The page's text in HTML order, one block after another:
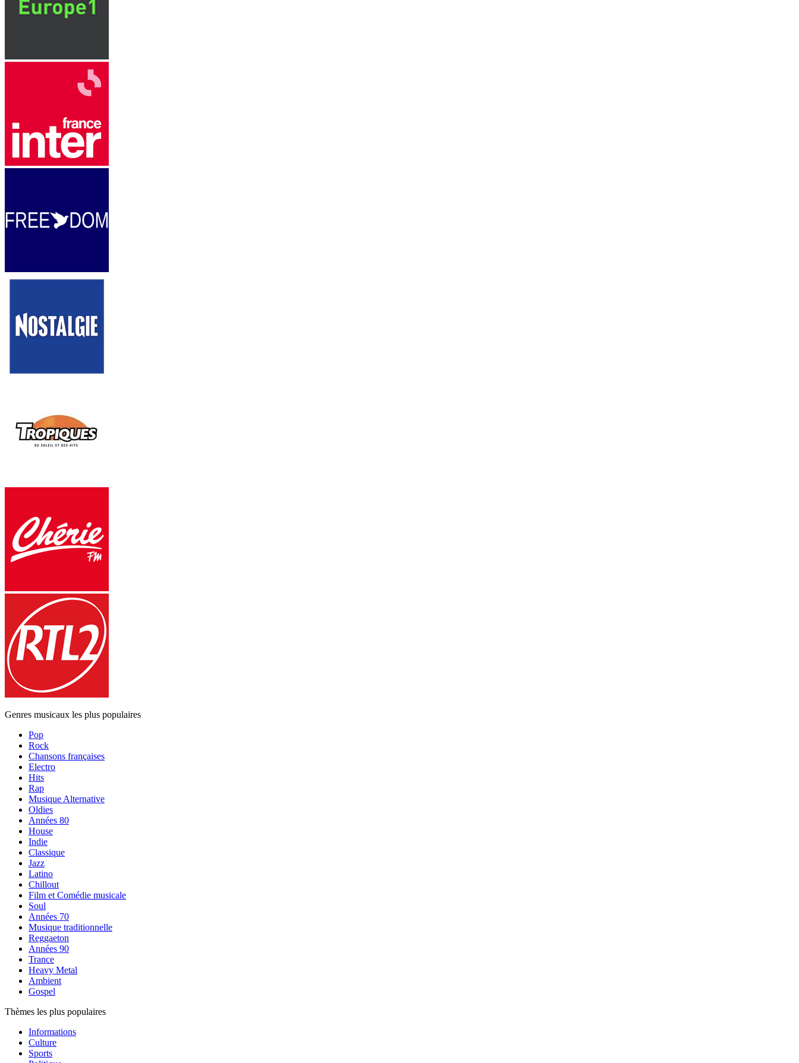
Genres musicaux les plus populaires
Pop
Rock
Chansons françaises
Electro
Hits
Rap
Musique Alternative
Oldies
Années 80
House
Indie
Classique
Jazz
Latino
Chillout
Film et Comédie musicale
Soul
Années 70
Musique traditionnelle
Reggaeton
Années 90
Trance
Heavy Metal
Ambient
Gospel
Thèmes les plus populaires
Informations
Culture
Sports